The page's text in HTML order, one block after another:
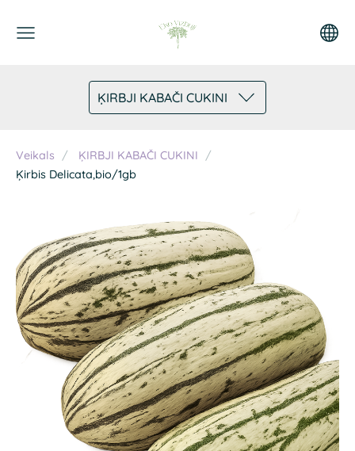
ĶIRBJI KABAČI CUKINI
Veikals
ĶIRBJI KABAČI CUKINI
Ķirbis Delicata,bio/1gb